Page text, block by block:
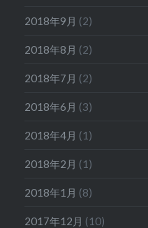
2018年9月 (2)
2018年8月 (2)
2018年7月 (2)
2018年6月 (3)
2018年4月 (1)
2018年2月 (1)
2018年1月 (8)
2017年12月 (10)